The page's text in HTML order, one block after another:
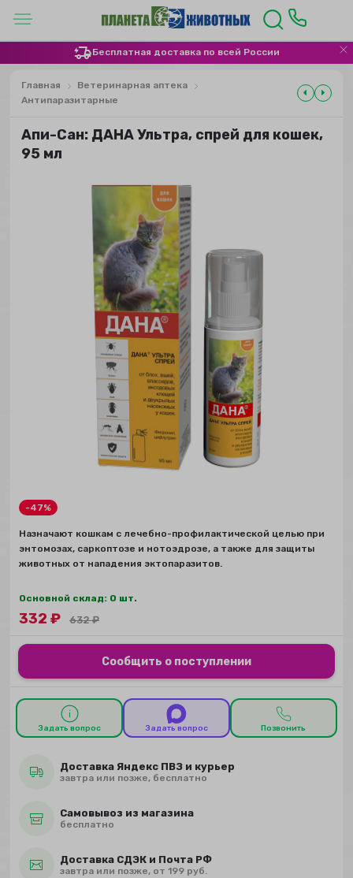
Бесплатная доставка по всей России
Главная
Ветеринарная аптека
Антипаразитарные
Апи-Сан: ДАНА Ультра, спрей для кошек,
95 мл
-47%
Назначают кошкам с лечебно-профилактической целью при
энтомозах, саркоптозе и нотоэдрозе, а также для защиты
животных от нападения эктопаразитов.
Основной склад: 0 шт.
332 ₽ 632₽
Сообщить о поступлении
Задать вопрос Задать вопрос Позвонить
Доставка Яндекс ПВЗ и курьер
завтра или позже, бесплатно
Самовывоз из магазина
бесплатно
Доставка СДЭК и Почта РФ
завтра или позже, от 199 руб.